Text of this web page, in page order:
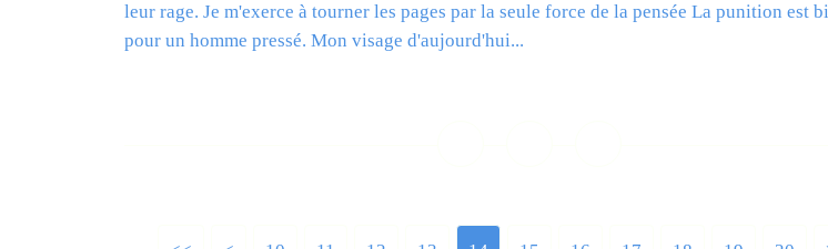
leur rage. Je m'exerce à tourner les pages par la seule force de la pensée La punition est
pour un homme pressé. Mon visage d'aujourd'hui...